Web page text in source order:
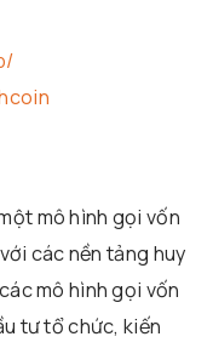
mô hình gọi vốn
các nền tảng huy
mô hình gọi vốn
tư tổ chức, kiến